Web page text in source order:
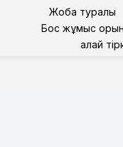
Жоба туралы
Бос жұмыс
Қалай